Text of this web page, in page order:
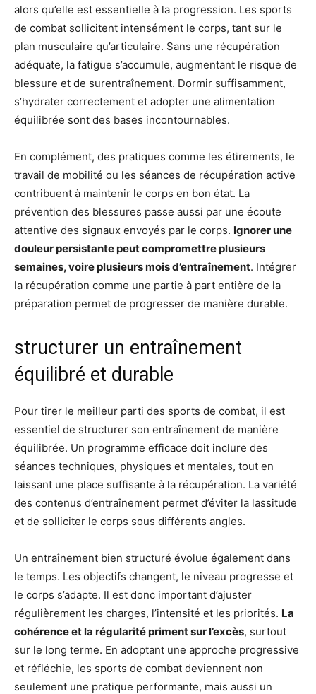
alors qu’elle est essentielle à la progression. Les sports
de combat sollicitent intensément le corps, tant sur le
plan musculaire qu’articulaire. Sans une récupération
adéquate, la fatigue s’accumule, augmentant le risque de
blessure et de surentraînement. Dormir suffisamment,
s’hydrater correctement et adopter une alimentation
équilibrée sont des bases incontournables.
En complément, des pratiques comme les étirements, le
travail de mobilité ou les séances de récupération active
contribuent à maintenir le corps en bon état. La
prévention des blessures passe aussi par une écoute
attentive des signaux envoyés par le corps. Ignorer une
douleur persistante peut compromettre plusieurs
semaines, voire plusieurs mois d’entraînement. Intégrer
la récupération comme une partie à part entière de la
préparation permet de progresser de manière durable.
structurer un entraînement
équilibré et durable
Pour tirer le meilleur parti des sports de combat, il est
essentiel de structurer son entraînement de manière
équilibrée. Un programme efficace doit inclure des
séances techniques, physiques et mentales, tout en
laissant une place suffisante à la récupération. La variété
des contenus d’entraînement permet d’éviter la lassitude
et de solliciter le corps sous différents angles.
Un entraînement bien structuré évolue également dans
le temps. Les objectifs changent, le niveau progresse et
le corps s’adapte. Il est donc important d’ajuster
régulièrement les charges, l’intensité et les priorités. La
cohérence et la régularité priment sur l’excès, surtout
sur le long terme. En adoptant une approche progressive
et réfléchie, les sports de combat deviennent non
seulement une pratique performante, mais aussi un